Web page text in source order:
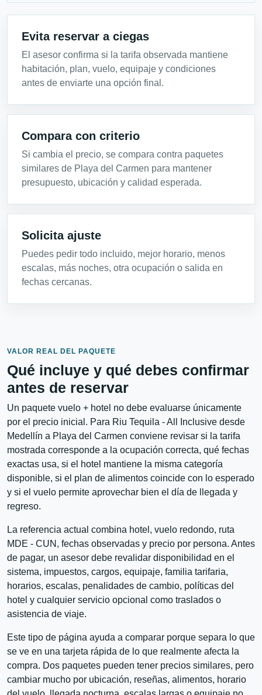
Evita reservar a ciegas
El asesor confirma si la tarifa observada mantiene
habitación, plan, vuelo, equipaje y condiciones
antes de enviarte una opción final.
Compara con criterio
Si cambia el precio, se compara contra paquetes
similares de Playa del Carmen para mantener
presupuesto, ubicación y calidad esperada.
Solicita ajuste
Puedes pedir todo incluido, mejor horario, menos
escalas, más noches, otra ocupación o salida en
fechas cercanas.
VALOR REAL DEL PAQUETE
Qué incluye y qué debes confirmar
antes de reservar
Un paquete vuelo + hotel no debe evaluarse únicamente
por el precio inicial. Para Riu Tequila - All Inclusive desde
Medellín a Playa del Carmen conviene revisar si la tarifa
mostrada corresponde a la ocupación correcta, qué fechas
exactas usa, si el hotel mantiene la misma categoría
disponible, si el plan de alimentos coincide con lo esperado
y si el vuelo permite aprovechar bien el día de llegada y
regreso.
La referencia actual combina hotel, vuelo redondo, ruta
MDE - CUN, fechas observadas y precio por persona. Antes
de pagar, un asesor debe revalidar disponibilidad en el
sistema, impuestos, cargos, equipaje, familia tarifaria,
horarios, escalas, penalidades de cambio, políticas del
hotel y cualquier servicio opcional como traslados o
asistencia de viaje.
Este tipo de página ayuda a comparar porque separa lo que
se ve en una tarjeta rápida de lo que realmente afecta la
compra. Dos paquetes pueden tener precios similares, pero
cambiar mucho por ubicación, reseñas, alimentos, horario